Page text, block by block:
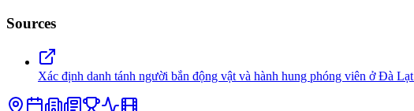
Sources
Xác định danh tánh người bắn động vật và hành hung phóng viên ở Đà Lạt